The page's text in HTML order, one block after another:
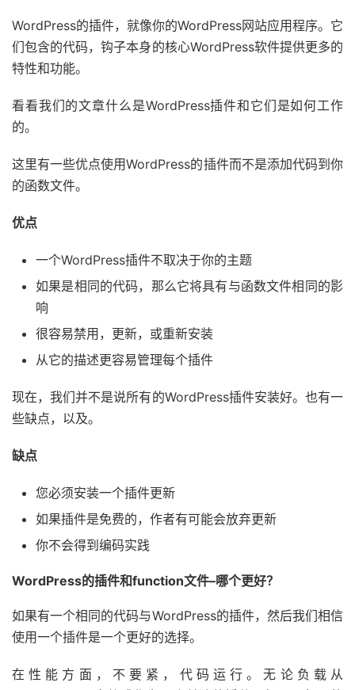
WordPress的插件，就像你的WordPress网站应用程序。它
们包含的代码，钩子本身的核心WordPress软件提供更多的
特性和功能。
看看我们的文章什么是WordPress插件和它们是如何工作
的。
这里有一些优点使用WordPress的插件而不是添加代码到你
的函数文件。
优点
一个WordPress插件不取决于你的主题
如果是相同的代码，那么它将具有与函数文件相同的影
响
很容易禁用，更新，或重新安装
从它的描述更容易管理每个插件
现在，我们并不是说所有的WordPress插件安装好。也有一
些缺点，以及。
缺点
您必须安装一个插件更新
如果插件是免费的，作者有可能会放弃更新
你不会得到编码实践
WordPress的插件和function文件–哪个更好？
如果有一个相同的代码与WordPress的插件，然后我们相信
使用一个插件是一个更好的选择。
在性能方面，不要紧，代码运行。无论负载从